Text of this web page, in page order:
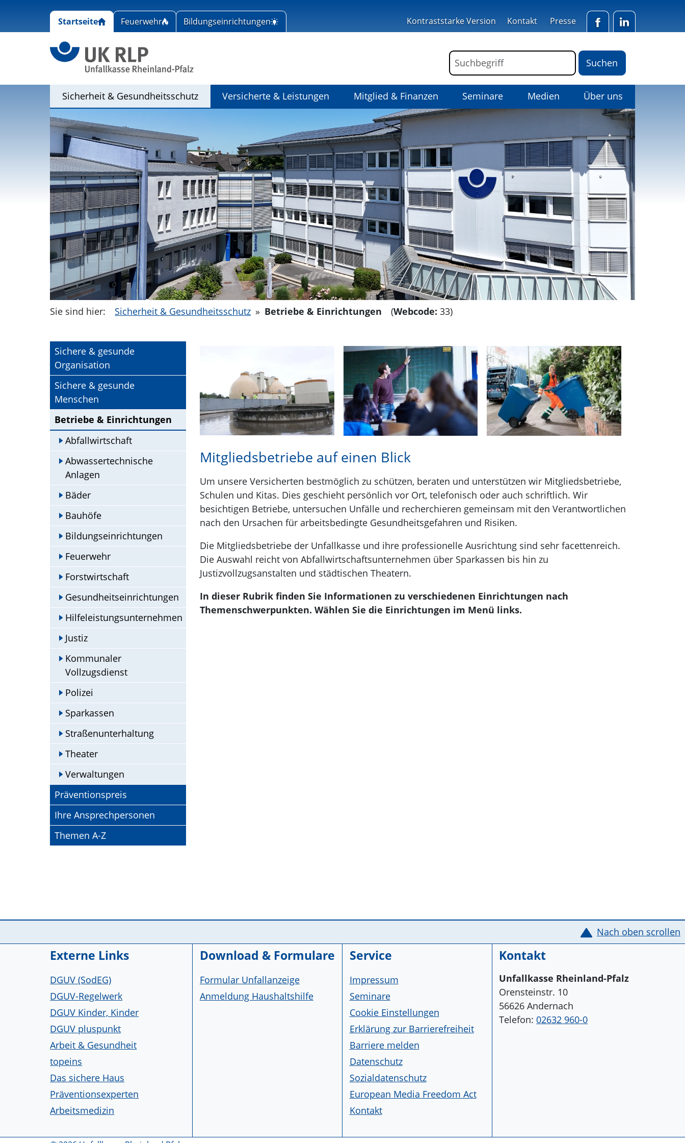
Startseite Feuerwehr Bildungseinrichtungen Kontraststarke Version Kontakt Presse FacebookLinkedIn
Formular für die Volltextsuche
Suchbegriff
Sicherheit & Gesundheitsschutz(Aktiv)Versicherte & Leistungen Mitglied & Finanzen Seminare Medien Über uns
Sie sind hier: Sicherheit & Gesundheitsschutz » Betriebe & Einrichtungen (Webcode: 33)
Sichere & gesunde
Organisation
Sichere & gesunde
Menschen
Betriebe & Einrichtungen
Abfallwirtschaft
Abwassertechnische
Anlagen
Bäder
Bauhöfe
Bildungseinrichtungen
Feuerwehr
Forstwirtschaft
Gesundheitseinrichtungen
Hilfeleistungsunternehmen
Justiz
Kommunaler
Vollzugsdienst
Polizei
Sparkassen
Straßenunterhaltung
Theater
Verwaltungen
Präventionspreis
Ihre Ansprechpersonen
Themen A-Z
Mitgliedsbetriebe auf einen Blick
Um unsere Versicherten bestmöglich zu schützen, beraten und unterstützen wir Mitgliedsbetriebe,
Schulen und Kitas. Dies geschieht persönlich vor Ort, telefonisch oder auch schriftlich. Wir
besichtigen Betriebe, untersuchen Unfälle und recherchieren gemeinsam mit den Verantwortlichen
nach den Ursachen für arbeitsbedingte Gesundheitsgefahren und Risiken.
Die Mitgliedsbetriebe der Unfallkasse und ihre professionelle Ausrichtung sind sehr facettenreich.
Die Auswahl reicht von Abfallwirtschaftsunternehmen über Sparkassen bis hin zu
Justizvollzugsanstalten und städtischen Theatern.
In dieser Rubrik finden Sie Informationen zu verschiedenen Einrichtungen nach
Themenschwerpunkten. Wählen Sie die Einrichtungen im Menü links.
Service Informationen Nach oben scrollen
Externe Links
DGUV (SodEG)
DGUV-Regelwerk
DGUV Kinder, Kinder
DGUV pluspunkt
Arbeit & Gesundheit
topeins
Das sichere Haus
Präventionsexperten
Arbeitsmedizin
Download & Formulare
Formular Unfallanzeige
Anmeldung Haushaltshilfe
Service
Impressum
Seminare
Cookie Einstellungen
Erklärung zur Barrierefreiheit
Barriere melden
Datenschutz
Sozialdatenschutz
European Media Freedom Act
Kontakt
Kontakt
Unfallkasse Rheinland-Pfalz
Orensteinstr. 10
56626 Andernach
Telefon:02632 960-0